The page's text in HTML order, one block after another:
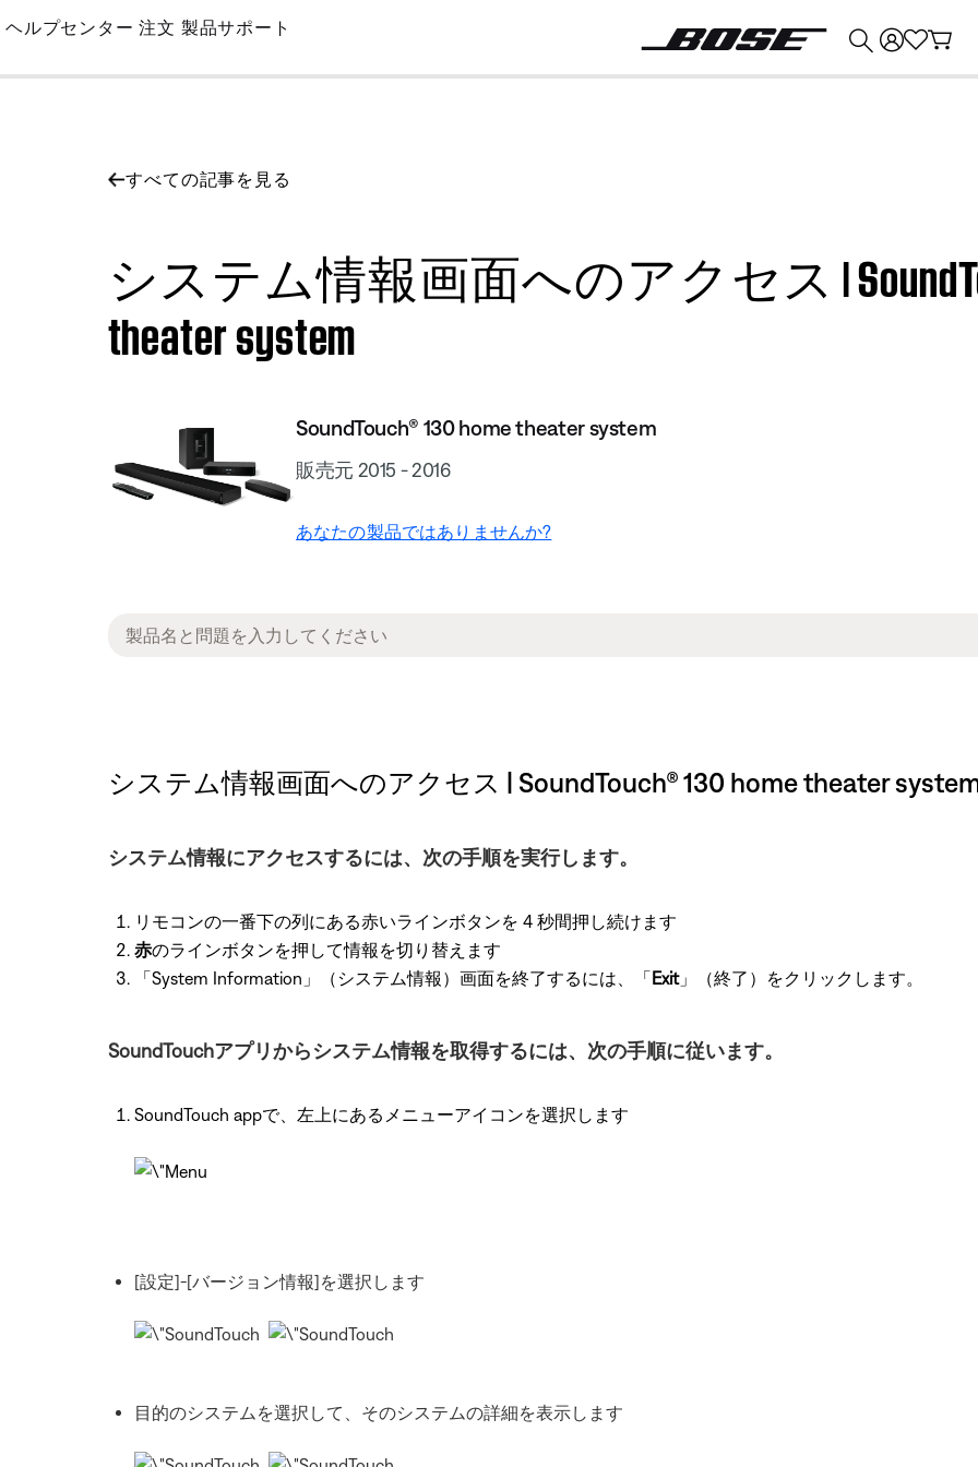
Skip
Main
ヘルプセンター 注文 製品サポート
すべての記事を見る
システム情報画面へのアクセス |
theater system
SoundTouch® 130 home theater system
販売元 2015 - 2016
あなたの製品ではありませんか?
システム情報画面へのアクセス | SoundTouch® 130 home theater
システム情報にアクセスするには、次の手順を実行します。
リモコンの一番下の列にある赤いラインボタンを 4 秒間押し続けます
赤のラインボタンを押して情報を切り替えます
「System Information」（システム情報）画面を終了するには、「Exit」（終了）をクリックします。
SoundTouchアプリからシステム情報を取得するには、次の手順に従います。
SoundTouch appで、左上にあるメニューアイコンを選択します
[設定]-[バージョン情報]を選択します
目的のシステムを選択して、そのシステムの詳細を表示します